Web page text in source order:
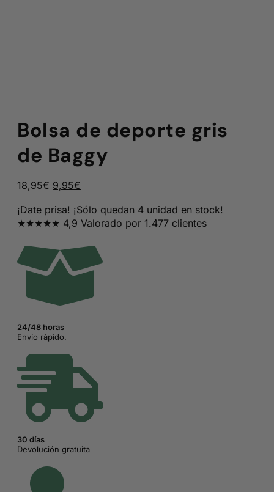
Bolsa de deporte gris
de Baggy
18,95€ El
original
era:
18,95€.
9,95€
actual
es:
9,95€.
¡Date prisa! ¡Sólo quedan 4 unidad en stock!
★★★★★ 4,9 Valorado por 1.477 clientes
24/48 horas
Envío rápido.
30 días
Devolución gratuita